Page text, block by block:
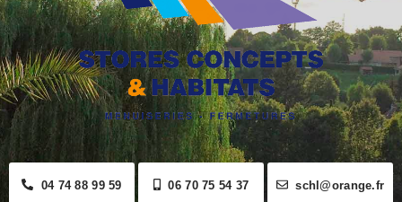
04 74 88 99 59 06 70 75 54 37 schl@orange.fr